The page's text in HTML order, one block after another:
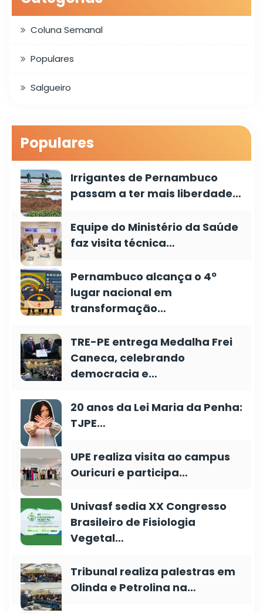
Coluna Semanal
Populares
Salgueiro
Populares
Irrigantes de Pernambuco
passam a ter mais liberdade…
Equipe do Ministério da Saúde
faz visita técnica…
Pernambuco alcança o 4º
lugar nacional em
transformação…
TRE-PE entrega Medalha Frei
Caneca, celebrando
democracia e…
20 anos da Lei Maria da Penha:
TJPE…
UPE realiza visita ao campus
Ouricuri e participa…
Univasf sedia XX Congresso
Brasileiro de Fisiologia
Vegetal…
Tribunal realiza palestras em
Olinda e Petrolina na…